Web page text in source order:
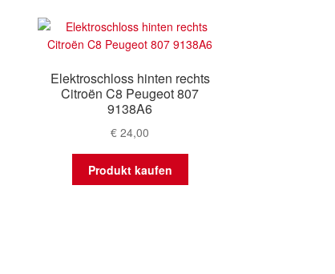
Elektroschloss hinten rechts
Citroën C8 Peugeot 807
9138A6
€ 24,00
Produkt kaufen